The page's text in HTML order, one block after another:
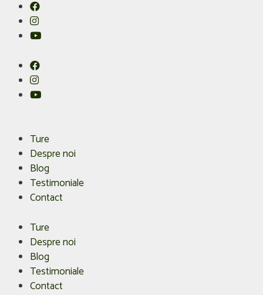
content
Ture
Despre noi
Blog
Testimoniale
Contact
Ture
Despre noi
Blog
Testimoniale
Contact